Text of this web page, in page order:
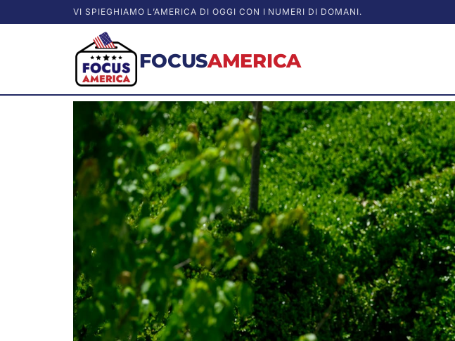
VI SPIEGHIAMO L’AMERICA DI OGGI CON I NUMERI DI DOMANI.
FOCUSAMERICA